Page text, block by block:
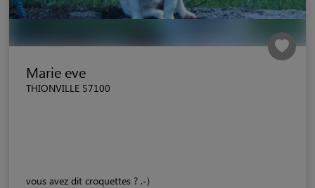
Marie eve
THIONVILLE 57100
vous avez dit croquettes ? ,-)